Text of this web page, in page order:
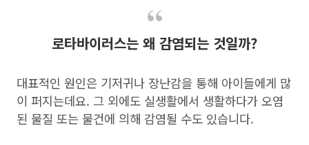
로타바이러스는 왜 감염되는 것일까?
대표적인 원인은 기저귀나 장난감을 통해 아이들에게 많
이 퍼지는데요. 그 외에도 실생활에서 생활하다가 오염
된 물질 또는 물건에 의해 감염될 수도 있습니다.